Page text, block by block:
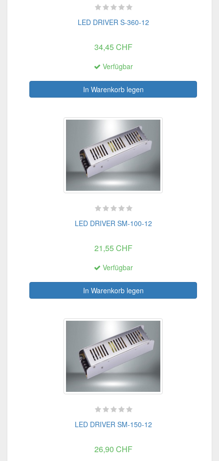
LED DRIVER S-360-12
34,45 CHF
Verfügbar
In Warenkorb legen
LED DRIVER SM-100-12
21,55 CHF
Verfügbar
In Warenkorb legen
LED DRIVER SM-150-12
26,90 CHF